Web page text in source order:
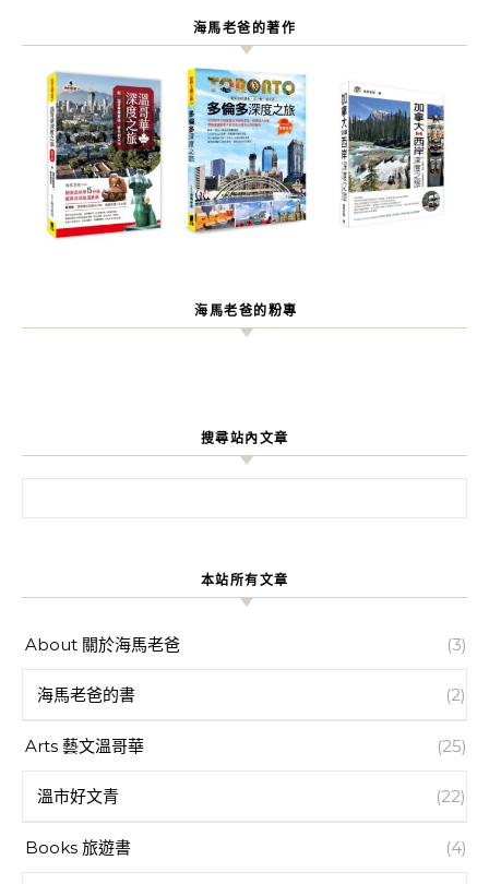
海馬老爸的著作
海馬老爸的粉專
搜尋站內文章
本站所有文章
About 關於海馬老爸 (3)
海馬老爸的書 (2)
Arts 藝文溫哥華 (25)
溫市好文青 (22)
Books 旅遊書 (4)